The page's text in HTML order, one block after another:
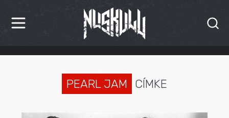
HÍREK
PEARL JAM CÍMKE